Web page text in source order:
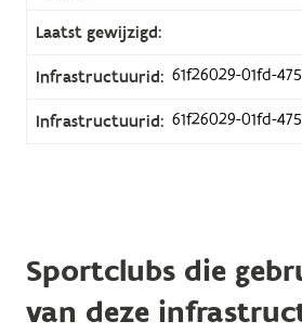
Laatst gewijzigd:
Infrastructuurid: 61f26029-01fd-
Infrastructuurid: 61f26029-01fd-
Sportclubs die
van deze